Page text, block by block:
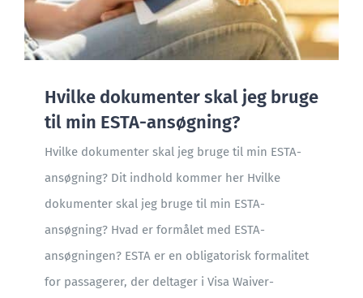
Hvilke dokumenter skal jeg bruge
til min ESTA-ansøgning?
Hvilke dokumenter skal jeg bruge til min ESTA-
ansøgning? Dit indhold kommer her Hvilke
dokumenter skal jeg bruge til min ESTA-
ansøgning? Hvad er formålet med ESTA-
ansøgningen? ESTA er en obligatorisk formalitet
for passagerer, der deltager i Visa Waiver-